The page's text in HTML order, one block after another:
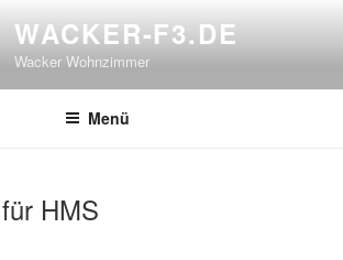
WACKER-F3.DE
Wacker Wohnzimmer
Menü
HMS